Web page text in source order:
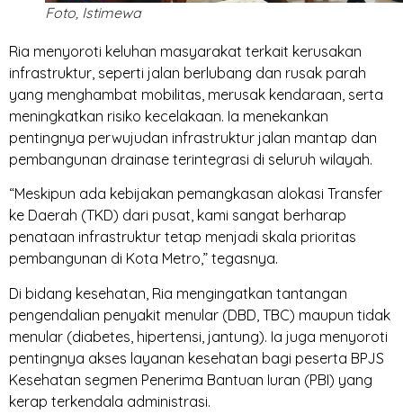
Foto, Istimewa
Ria menyoroti keluhan masyarakat terkait kerusakan
infrastruktur, seperti jalan berlubang dan rusak parah
yang menghambat mobilitas, merusak kendaraan, serta
meningkatkan risiko kecelakaan. Ia menekankan
pentingnya perwujudan infrastruktur jalan mantap dan
pembangunan drainase terintegrasi di seluruh wilayah.
“Meskipun ada kebijakan pemangkasan alokasi Transfer
ke Daerah (TKD) dari pusat, kami sangat berharap
penataan infrastruktur tetap menjadi skala prioritas
pembangunan di Kota Metro,” tegasnya.
Di bidang kesehatan, Ria mengingatkan tantangan
pengendalian penyakit menular (DBD, TBC) maupun tidak
menular (diabetes, hipertensi, jantung). Ia juga menyoroti
pentingnya akses layanan kesehatan bagi peserta BPJS
Kesehatan segmen Penerima Bantuan Iuran (PBI) yang
kerap terkendala administrasi.